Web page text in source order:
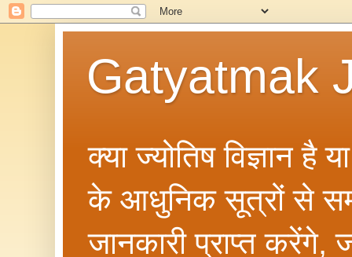
Gatyatmak
क्या ज्योतिष विज्ञान
के आधुनिक सूत्रों से
जानकारी प्राप्त करेंगे,